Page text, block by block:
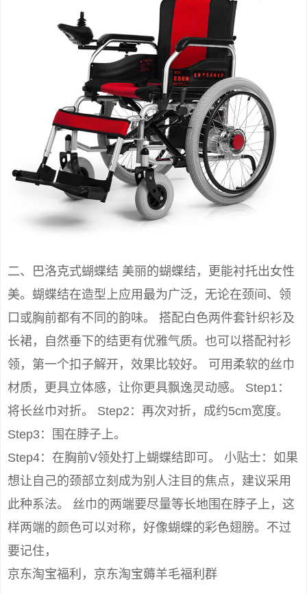
二、巴洛克式蝴蝶结 美丽的蝴蝶结，更能衬托出女性
美。蝴蝶结在造型上应用最为广泛，无论在颈间、领
口或胸前都有不同的韵味。 搭配白色两件套针织衫及
长裙，自然垂下的结更有优雅气质。也可以搭配衬衫
领，第一个扣子解开，效果比较好。 可用柔软的丝巾
材质，更具立体感，让你更具飘逸灵动感。 Step1：
将长丝巾对折。 Step2：再次对折，成约5cm宽度。
Step3：围在脖子上。
Step4：在胸前V领处打上蝴蝶结即可。 小贴士：如果
想让自己的颈部立刻成为别人注目的焦点，建议采用
此种系法。 丝巾的两端要尽量等长地围在脖子上，这
样两端的颜色可以对称，好像蝴蝶的彩色翅膀。不过
要记住，
京东淘宝福利，京东淘宝薅羊毛福利群